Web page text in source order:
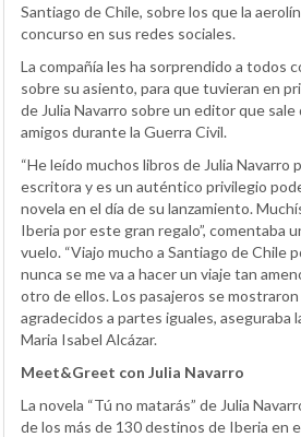
Santiago de Chile, sobre los que la
concurso en sus redes sociales.
La compañía les ha sorprendido a todos
sobre su asiento, para que tuvieran en
de Julia Navarro sobre un editor que
amigos durante la Guerra Civil.
“He leído muchos libros de Julia Navarro
escritora y es un auténtico privilegio
novela en el día de su lanzamiento.
Iberia por este gran regalo”, comentaba
vuelo. “Viajo mucho a Santiago de Chile
nunca se me va a hacer un viaje tan
otro de ellos. Los pasajeros se
agradecidos a partes iguales, aseguraba
Maria Isabel Alcázar.
Meet&Greet con Julia Navarro
La novela “Tú no matarás” de Julia
de los más de 130 destinos de Iberia en